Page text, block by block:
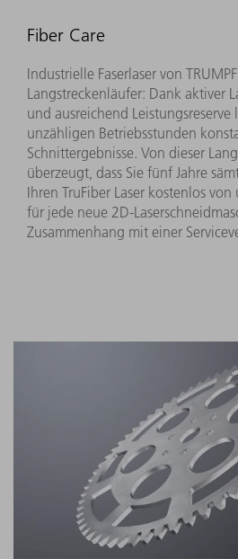
Fiber Care
Industrielle Faserlaser von
Langstreckenläufer: Dank aktiver
und ausreichend Leistungsreserve
unzähligen Betriebsstunden
Schnittergebnisse. Von dieser
überzeugt, dass Sie fünf Jahre
Ihren TruFiber Laser kostenlos
für jede neue 2D-
Zusammenhang mit einer